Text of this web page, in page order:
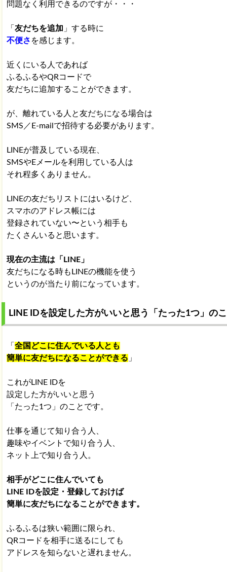
問題なく利用できるのですが・・・
「 友だちを追加 」する時に
不便さ を感じます。
近くにいる人であれば
ふるふるやQRコードで
友だちに追加することができます。
が、離れている人と友だちになる場合は
SMS／E-mailで招待する必要があります。
LINEが普及している現在、
SMSやEメールを利用している人は
それ程多くありません。
LINEの友だちリストにはいるけど、
スマホのアドレス帳には
登録されていない〜という相手も
たくさんいると思います。
現在の主流は「LINE」
友だちになる時もLINEの機能を使う
というのが当たり前になっています。
LINE IDを設定した方がいいと思う「たった1つ」の
「 全国どこに住んでいる人とも
簡単に友だちになることができる 」
これがLINE IDを
設定した方がいいと思う
「たった1つ」のことです。
仕事を通じて知り合う人、
趣味やイベントで知り合う人、
ネット上で知り合う人。
相手がどこに住んでいても
LINE IDを設定・登録しておけば
簡単に友だちになることができます。
ふるふるは狭い範囲に限られ、
QRコードを相手に送るにしても
アドレスを知らないと遅れません。